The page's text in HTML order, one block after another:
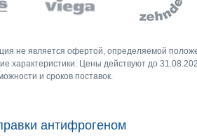
не является офертой, определяемой
характеристики. Цены действуют до
и сроков поставок.
антифрогеном